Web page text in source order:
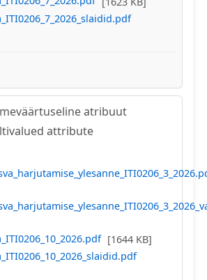
atribuut
attribute
[1644 KB]